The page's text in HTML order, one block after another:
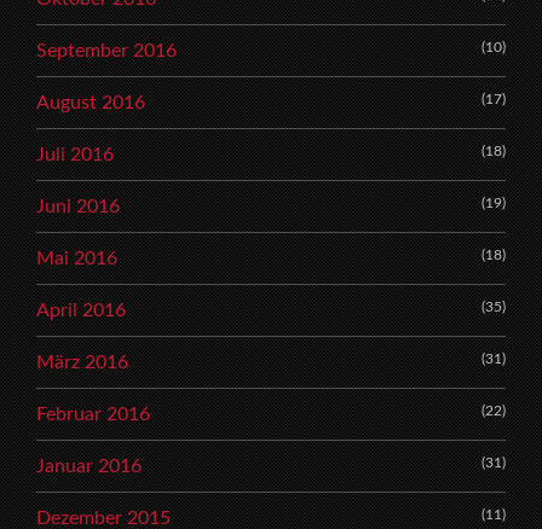
September 2016 (10)
August 2016 (17)
Juli 2016 (18)
Juni 2016 (19)
Mai 2016 (18)
April 2016 (35)
März 2016 (31)
Februar 2016 (22)
Januar 2016 (31)
Dezember 2015 (11)